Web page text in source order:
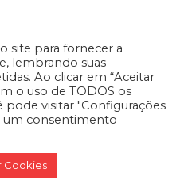
site para fornecer a
lembrando suas
Ao clicar em “Aceitar
o uso de TODOS os
pode visitar "Configurações
um consentimento
Cookies